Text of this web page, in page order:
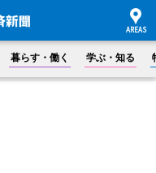
暮らす・働く 学ぶ・知る